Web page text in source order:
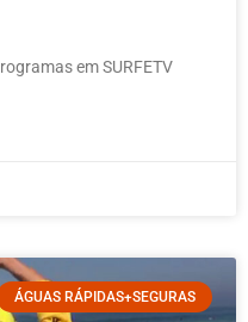
em SURFETV
ÁGUAS RÁPIDAS+SEGURAS